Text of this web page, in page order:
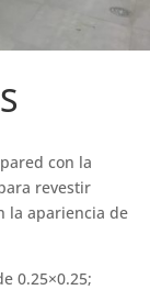
con la
revestir
la apariencia de
0.25×0.25;